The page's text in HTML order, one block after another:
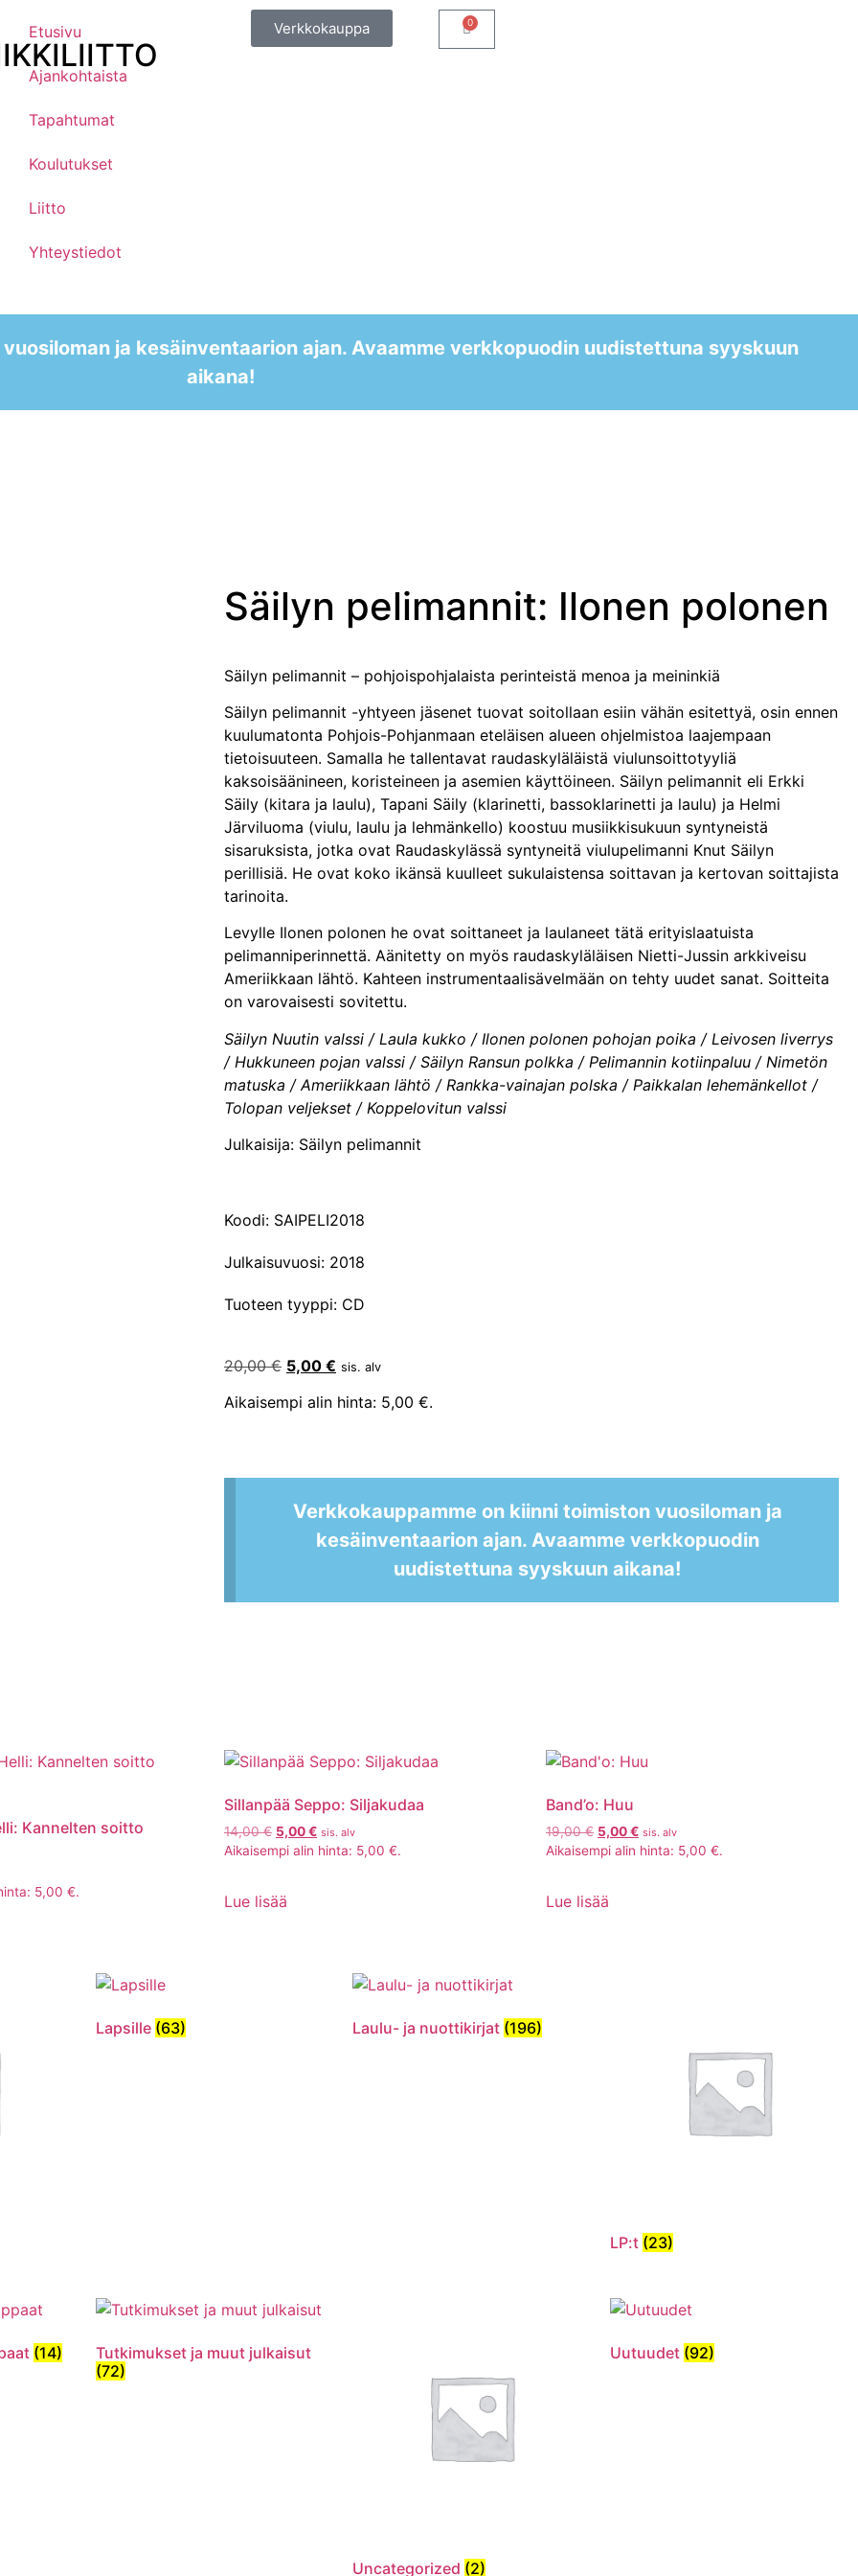
Etusivu
Ajankohtaista
Tapahtumat
Koulutukset
Liitto
Yhteystiedot
Verkkokauppa 0
ja kesäinventaarion ajan. Avaamme verkkopuodin uudistettuna syyskuun
aikana!
Säilyn pelimannit: Ilonen polonen
Säilyn pelimannit – pohjoispohjalaista perinteistä menoa ja meininkiä
Säilyn pelimannit -yhtyeen jäsenet tuovat soitollaan esiin vähän esitettyä, osin ennen
kuulumatonta Pohjois-Pohjanmaan eteläisen alueen ohjelmistoa laajempaan
tietoisuuteen. Samalla he tallentavat raudaskyläläistä viulunsoittotyyliä
kaksoisäänineen, koristeineen ja asemien käyttöineen. Säilyn pelimannit eli Erkki
Säily (kitara ja laulu), Tapani Säily (klarinetti, bassoklarinetti ja laulu) ja Helmi
Järviluoma (viulu, laulu ja lehmänkello) koostuu musiikkisukuun syntyneistä
sisaruksista, jotka ovat Raudaskylässä syntyneitä viulupelimanni Knut Säilyn
perillisiä. He ovat koko ikänsä kuulleet sukulaistensa soittavan ja kertovan soittajista
tarinoita.
Levylle Ilonen polonen he ovat soittaneet ja laulaneet tätä erityislaatuista
pelimanniperinnettä. Aänitetty on myös raudaskyläläisen Nietti-Jussin arkkiveisu
Ameriikkaan lähtö. Kahteen instrumentaalisävelmään on tehty uudet sanat. Soitteita
on varovaisesti sovitettu.
Säilyn Nuutin valssi / Laula kukko / Ilonen polonen pohojan poika / Leivosen liverrys
/ Hukkuneen pojan valssi / Säilyn Ransun polkka / Pelimannin kotiinpaluu / Nimetön
matuska / Ameriikkaan lähtö / Rankka-vainajan polska / Paikkalan lehemänkellot /
Tolopan veljekset / Koppelovitun valssi
Julkaisija: Säilyn pelimannit
Koodi: SAIPELI2018
Julkaisuvuosi: 2018
Tuoteen tyyppi: CD
20,00€ 5,00 € sis. alv
Aikaisempi alin hinta: 5,00 €.
Verkkokauppamme on kiinni toimiston vuosiloman ja
kesäinventaarion ajan. Avaamme verkkopuodin
uudistettuna syyskuun aikana!
Kannelten soitto
5,00 €.
Sillanpää Seppo: Siljakudaa
14,00€ 5,00€ sis. alv
Aikaisempi alin hinta: 5,00 €.
Lue lisää
Band’o: Huu
19,00€ 5,00€ sis. alv
Aikaisempi alin hinta: 5,00 €.
Lue lisää
Lapsille (63) Laulu- ja nuottikirjat (196)
LP:t (23)
(14)
Tutkimukset ja muut julkaisut
(72)
Uncategorized (2)
Uutuudet (92)